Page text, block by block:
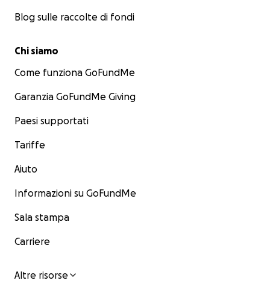
Blog sulle raccolte di fondi
Chi siamo
Come funziona GoFundMe
Garanzia GoFundMe Giving
Paesi supportati
Tariffe
Aiuto
Informazioni su GoFundMe
Sala stampa
Carriere
Altre risorse